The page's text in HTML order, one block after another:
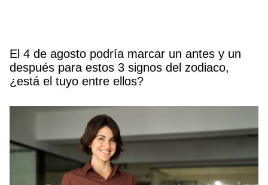
El 4 de agosto podría marcar un antes y un
después para estos 3 signos del zodiaco,
¿está el tuyo entre ellos?